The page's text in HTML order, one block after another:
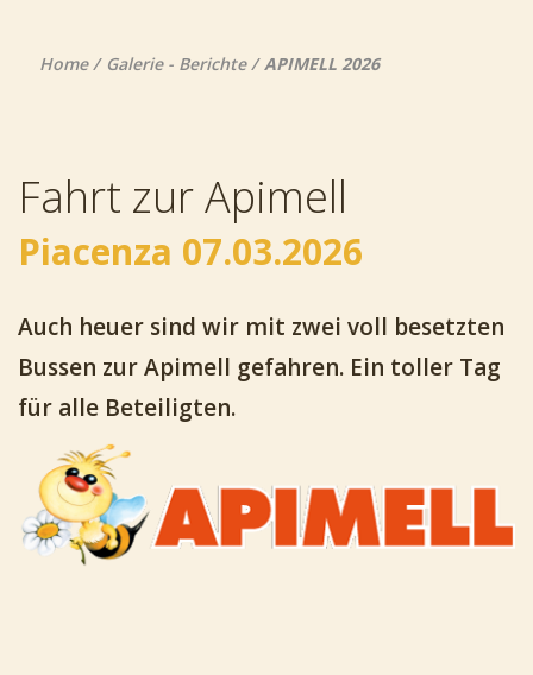
Home Galerie - Berichte APIMELL 2026
Fahrt zur Apimell
Piacenza 07.03.2026
Auch heuer sind wir mit zwei voll besetzten
Bussen zur Apimell gefahren. Ein toller Tag
für alle Beteiligten.